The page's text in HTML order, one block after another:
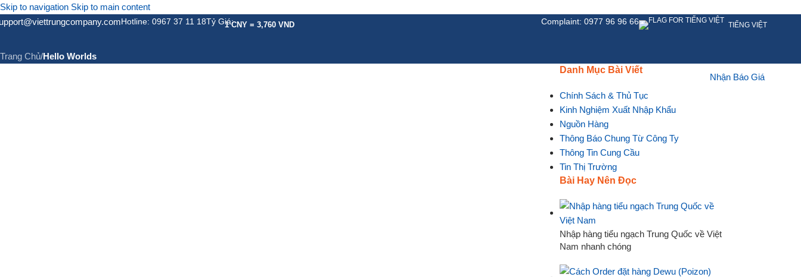
Skip to navigation Skip to main content
Hotline: 0967 37 11 18Tỷ Giá:1 CNY = 3,760 VND Complaint: 0977 96 96 66 TIẾNG VIỆT
Nhận Báo Giá
Hello Worlds
Trang Chủ/Hello Worlds
Danh Mục Bài Viết
Chính Sách & Thủ Tục
Kinh Nghiệm Xuất Nhập Khẩu
Nguồn Hàng
Thông Báo Chung Từ Công Ty
Thông Tin Cung Cầu
Tin Thị Trường
Bài Hay Nên Đọc
Nhập hàng tiểu ngạch Trung Quốc về Việt
Nam nhanh chóng